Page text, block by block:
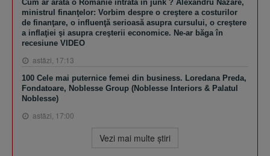
Cum ar arăta o Românie intrată în junk ? Alexandru Nazare,
ministrul finanţelor: Vorbim despre o creştere a costurilor
de finanţare, o influenţă serioasă asupra cursului, o creştere
a inflaţiei şi asupra creşterii economice. Ne-ar băga în
recesiune VIDEO
astăzi, 17:13
100 Cele mai puternice femei din business. Loredana Preda,
Fondatoare, Noblesse Group (Noblesse Interiors & Palatul
Noblesse)
astăzi, 17:00
Vezi mai multe ştiri